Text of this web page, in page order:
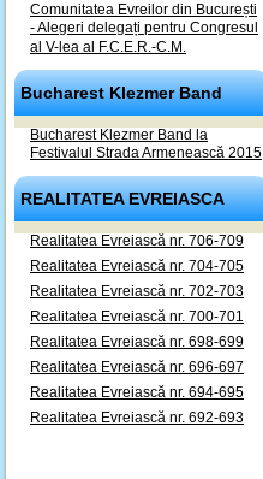
Comunitatea Evreilor din București
- Alegeri delegați pentru Congresul
al V-lea al F.C.E.R.-C.M.
Bucharest Klezmer Band
Bucharest Klezmer Band la
Festivalul Strada Armenească 2015
REALITATEA EVREIASCA
Realitatea Evreiască nr. 706-709
Realitatea Evreiască nr. 704-705
Realitatea Evreiască nr. 702-703
Realitatea Evreiască nr. 700-701
Realitatea Evreiască nr. 698-699
Realitatea Evreiască nr. 696-697
Realitatea Evreiască nr. 694-695
Realitatea Evreiască nr. 692-693